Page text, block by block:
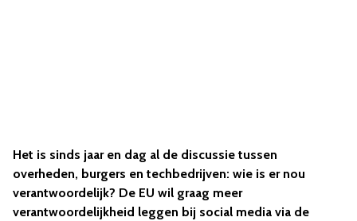
Het is sinds jaar en dag al de discussie tussen
overheden, burgers en techbedrijven: wie is er nou
verantwoordelijk? De EU wil graag meer
verantwoordelijkheid leggen bij social media via de